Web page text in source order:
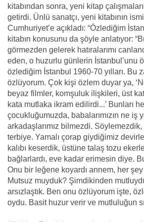
kitabından sonra, yeni kitap
getirdi. Ünlü sanatçı, yeni kitabının
Cumhuriyet’e açıkladı: “Özlediğim
kitabın konusunu da şöyle anlatıyor:
görmezden gelerek hatıralarımı
eden, o huzurlu günlerin İstanbul’unu
özlediğim İstanbul 1960-70 yılları. Bu
özlüyorum. Çok kişi özlem duyar ya,
beyaz filmler, komşuluk ilişkileri, üst
kata mutlaka ikram edilirdi...’ Bunları
çocukluğumuzda, babalarımızın ne iş
arkadaşlarımız bilmezdi. Söylemezdik,
terbiye. Yamalı çorap giydiğimiz
kalıbı keserdik, üstüne talaş tozu
bağlarlardı, eve kadar erimesin diye.
Onu bir leğene koyardı annem, her
Mutsuz muyduk? Şimdikinden
arsızlaştık. Ben onu özlüyorum işte,
oydu. Basit huzur verir ve mutluluğun